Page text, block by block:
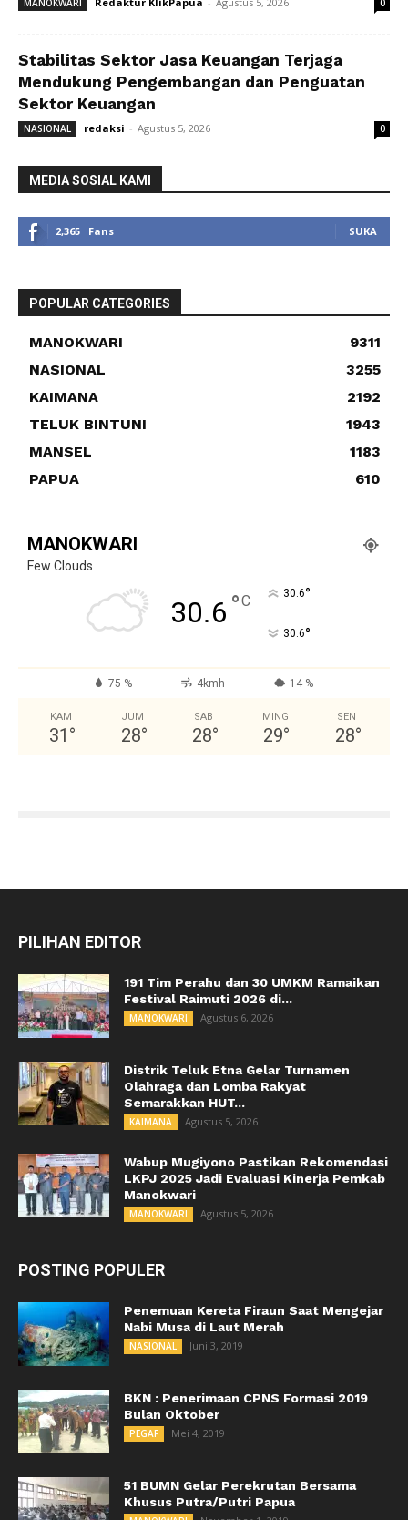
MANOKWARI 0
Stabilitas Sektor Jasa Keuangan Terjaga
Mendukung Pengembangan dan Penguatan
Sektor Keuangan
NASIONAL redaksi - Agustus 5, 2026 0
MEDIA SOSIAL KAMI
2,365 Fans SUKA
POPULAR CATEGORIES
MANOKWARI
9311
NASIONAL
3255
KAIMANA
2192
TELUK BINTUNI
1943
MANSEL
1183
PAPUA
610
MANOKWARI
Few Clouds
30.6 °C 30.6°
30.6°
75 % 4kmh 14 %
KAM
31 °
JUM
28°
SAB
28°
MING
29°
SEN
28°
PILIHAN EDITOR
191 Tim Perahu dan 30 UMKM Ramaikan
Festival Raimuti 2026 di...
MANOKWARI Agustus 6, 2026
Distrik Teluk Etna Gelar Turnamen
Olahraga dan Lomba Rakyat
Semarakkan HUT...
KAIMANA Agustus 5, 2026
Wabup Mugiyono Pastikan Rekomendasi
LKPJ 2025 Jadi Evaluasi Kinerja Pemkab
Manokwari
MANOKWARI Agustus 5, 2026
POSTING POPULER
Penemuan Kereta Firaun Saat Mengejar
Nabi Musa di Laut Merah
NASIONAL Juni 3, 2019
BKN : Penerimaan CPNS Formasi 2019
Bulan Oktober
PEGAF Mei 4, 2019
51 BUMN Gelar Perekrutan Bersama
Khusus Putra/Putri Papua